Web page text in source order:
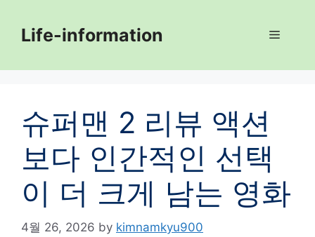
contentLife-information Menu
슈퍼맨 2 리뷰 액션
보다 인간적인 선택
이 더 크게 남는 영화
4월 26, 2026 by kimnamkyu900